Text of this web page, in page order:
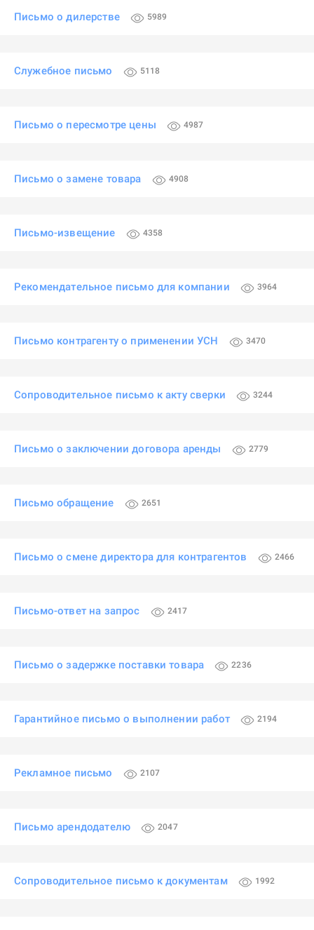
Письмо о дилерстве 5989
Служебное письмо 5118
Письмо о пересмотре цены 4987
Письмо о замене товара 4908
Письмо-извещение 4358
Рекомендательное письмо для компании 3964
Письмо контрагенту о применении УСН 3470
Сопроводительное письмо к акту сверки 3244
Письмо о заключении договора аренды 2779
Письмо обращение 2651
Письмо о смене директора для контрагентов 2466
Письмо-ответ на запрос 2417
Письмо о задержке поставки товара 2236
Гарантийное письмо о выполнении работ 2194
Рекламное письмо 2107
Письмо арендодателю 2047
Сопроводительное письмо к документам 1992